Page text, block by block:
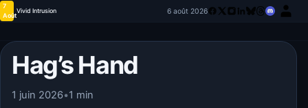
7
Août
Vivid Intrusion 6 août 2026
Hag’s Hand
1 juin 2026•1 min